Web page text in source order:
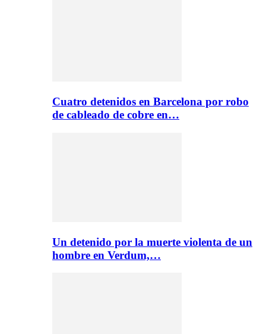
Cuatro detenidos en Barcelona por robo
de cableado de cobre en…
Un detenido por la muerte violenta de un
hombre en Verdum,…